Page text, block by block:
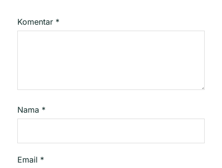
Komentar *
Nama *
Email *